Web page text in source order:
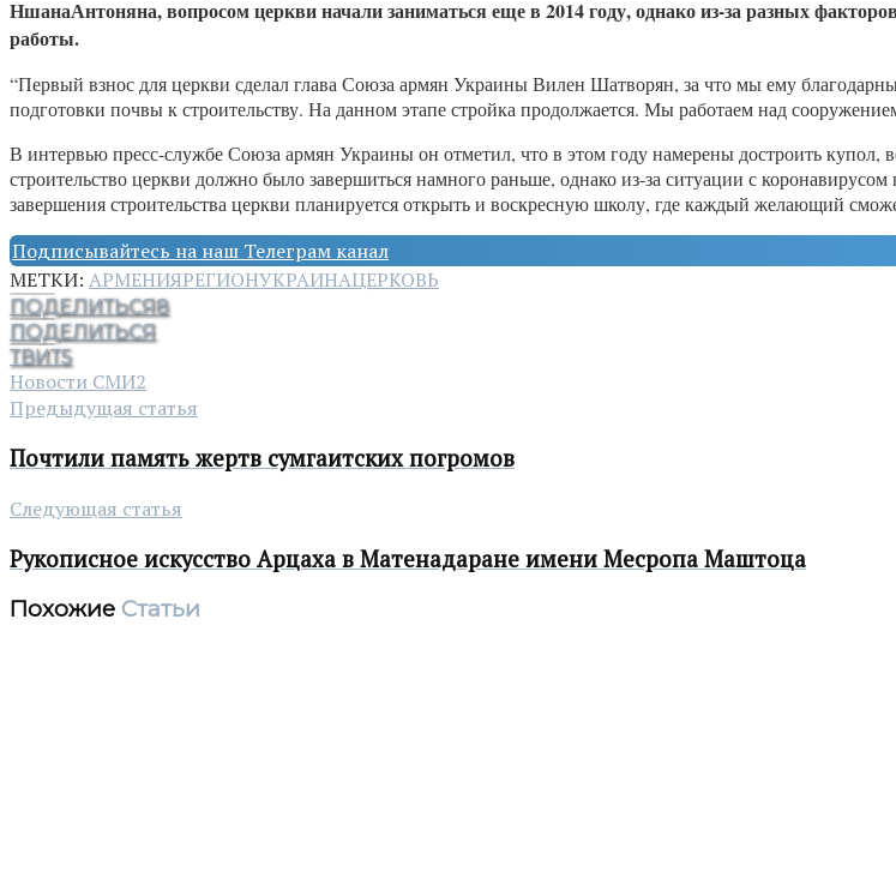
НшанаАнтоняна, вопросом церкви начали заниматься еще в 2014 году, однако из-за разных
работы.
“Первый взнос для церкви сделал глава Союза армян Украины Вилен Шатворян, за что мы ему
подготовки почвы к строительству. На данном этапе стройка продолжается. Мы работаем над
В интервью пресс-службе Союза армян Украины он отметил, что в этом году намерены достроить
строительство церкви должно было завершиться намного раньше, однако из-за ситуации с
завершения строительства церкви планируется открыть и воскресную школу, где каждый желающий
Подписывайтесь на наш Телеграм канал
МЕТКИ: АРМЕНИЯРЕГИОНУКРАИНАЦЕРКОВЬ
ПОДЕЛИТЬСЯ8
ПОДЕЛИТЬСЯ
ТВИТ5
Новости СМИ2
Предыдущая статья
Почтили память жертв сумгаитских погромов
Следующая статья
Рукописное искусство Арцаха в Матенадаране имени Месропа Маштоца
Похожие Статьи